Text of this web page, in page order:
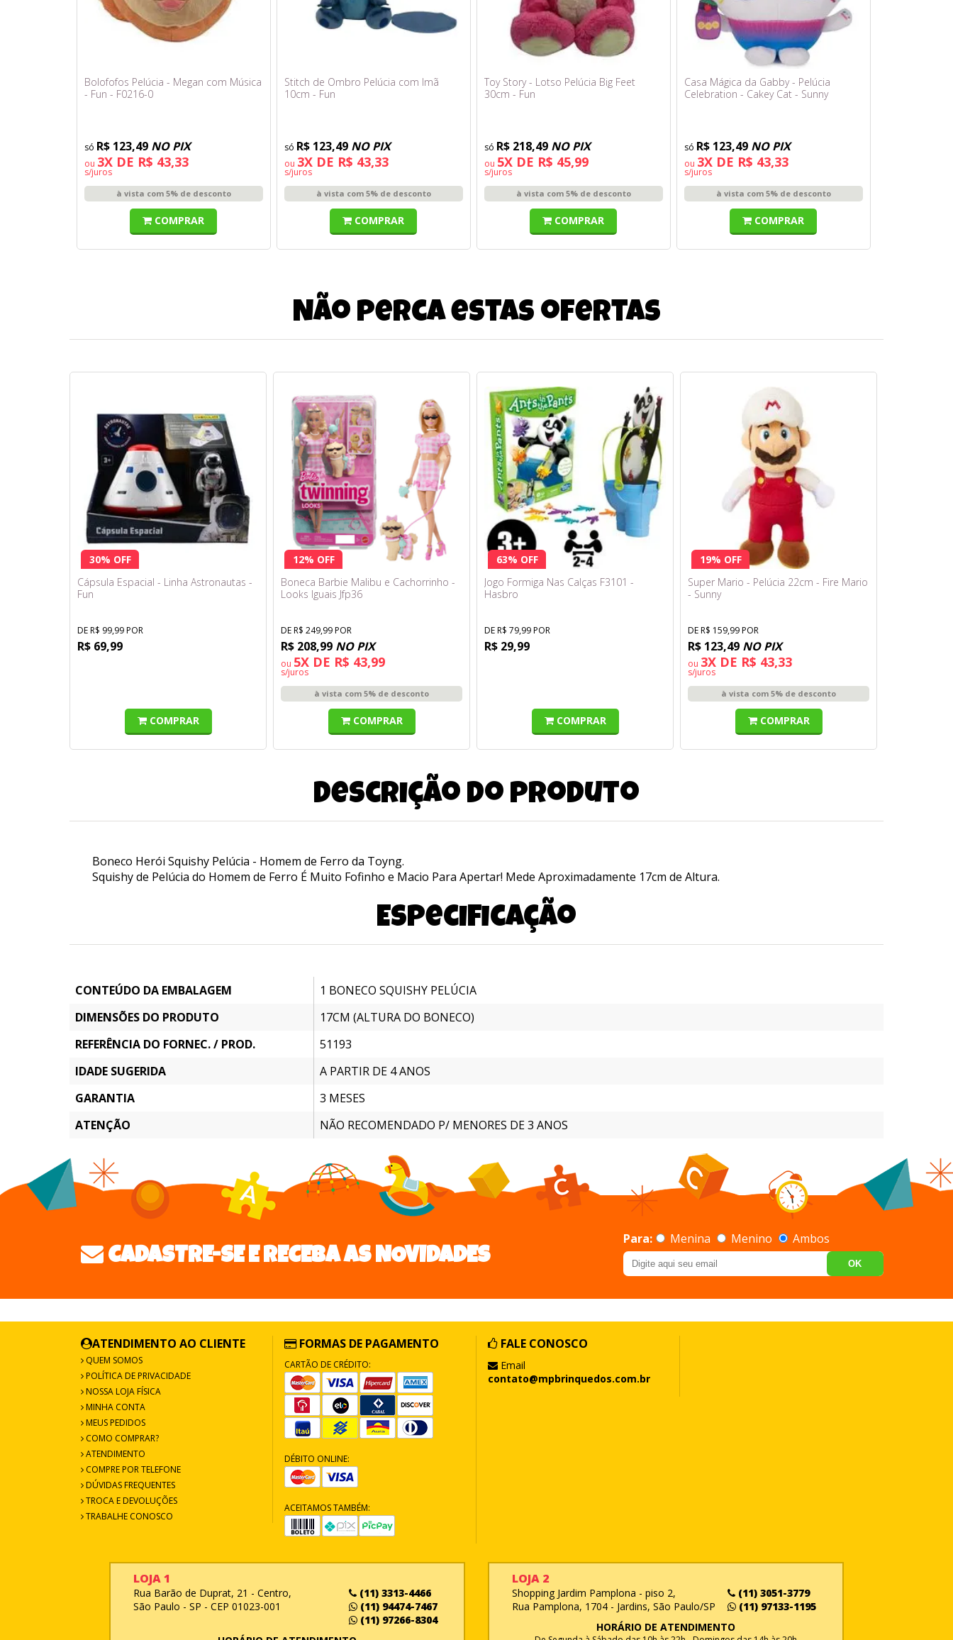
Bolofofos Pelúcia - Megan com Música
- Fun - F0216-0
R$ 123,49 NO PIX
ou 3X DE R$ 43,33
s/juros
à vista com 5% de desconto
COMPRAR
Stitch de Ombro Pelúcia com Imã
10cm - Fun
R$ 123,49 NO PIX
ou 3X DE R$ 43,33
s/juros
à vista com 5% de desconto
COMPRAR
Toy Story - Lotso Pelúcia Big Feet
30cm - Fun
R$ 218,49 NO PIX
ou 5X DE R$ 45,99
s/juros
à vista com 5% de desconto
COMPRAR
Casa Mágica da Gabby - Pelúcia
Celebration - Cakey Cat - Sunny
R$ 123,49 NO PIX
ou 3X DE R$ 43,33
s/juros
à vista com 5% de desconto
COMPRAR
Não perca estas ofertas
30% OFF
Cápsula Espacial - Linha Astronautas -
Fun
DE R$ 99,99 POR
R$ 69,99
COMPRAR
12% OFF
Boneca Barbie Malibu e Cachorrinho -
Looks Iguais Jfp36
DE R$ 249,99 POR
R$ 208,99 NO PIX
ou 5X DE R$ 43,99
s/juros
à vista com 5% de desconto
COMPRAR
63% OFF
Jogo Formiga Nas Calças F3101 -
Hasbro
DE R$ 79,99 POR
R$ 29,99
COMPRAR
19% OFF
Super Mario - Pelúcia 22cm - Fire Mario
- Sunny
DE R$ 159,99 POR
R$ 123,49 NO PIX
ou 3X DE R$ 43,33
s/juros
à vista com 5% de desconto
COMPRAR
Descrição do produto
Boneco Herói Squishy Pelúcia - Homem de Ferro da Toyng.
Squishy de Pelúcia do Homem de Ferro É Muito Fofinho e Macio Para Apertar! Mede Aproximadamente 17cm de Altura.
Especificação
CONTEÚDO DA EMBALAGEM
1 BONECO SQUISHY PELÚCIA
DIMENSÕES DO PRODUTO
17CM (ALTURA DO BONECO)
REFERÊNCIA DO FORNEC. / PROD.
51193
IDADE SUGERIDA
A PARTIR DE 4 ANOS
GARANTIA
3 MESES
ATENÇÃO
NÃO RECOMENDADO P/ MENORES DE 3 ANOS
CADASTRE-SE E RECEBA AS NOVIDADES
Para: Menina Menino Ambos
OK
ATENDIMENTO AO CLIENTE
QUEM SOMOS
POLÍTICA DE PRIVACIDADE
NOSSA LOJA FÍSICA
MINHA CONTA
MEUS PEDIDOS
COMO COMPRAR?
ATENDIMENTO
COMPRE POR TELEFONE
DÚVIDAS FREQUENTES
TROCA E DEVOLUÇÕES
TRABALHE CONOSCO
FORMAS DE PAGAMENTO
CARTÃO DE CRÉDITO:
DÉBITO ONLINE:
ACEITAMOS TAMBÉM:
FALE CONOSCO
Email
contato@mpbrinquedos.com.br
LOJA 1
Rua Barão de Duprat, 21 - Centro,
São Paulo - SP - CEP 01023-001
(11) 3313-4466
(11) 94474-7467
(11) 97266-8304
LOJA 2
Shopping Jardim Pamplona - piso 2,
Rua Pamplona, 1704 - Jardins, São Paulo/SP
(11) 3051-3779
(11) 97133-1195
HORÁRIO DE ATENDIMENTO